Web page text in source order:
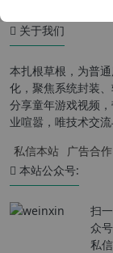
关于我们
本扎根草根，为普
化，聚焦系统封装
分享童年游戏视频
业喧嚣，唯技术交
私信本站 广告合作
本站公众号:
扫
众
私